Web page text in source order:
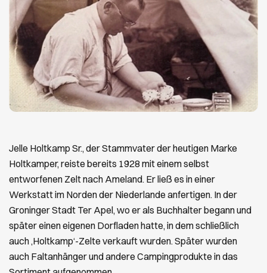
Jelle Holtkamp Sr., der Stammvater der heutigen Marke
Holtkamper, reiste bereits 1928 mit einem selbst
entworfenen Zelt nach Ameland. Er ließ es in einer
Werkstatt im Norden der Niederlande anfertigen. In der
Groninger Stadt Ter Apel, wo er als Buchhalter begann und
später einen eigenen Dorfladen hatte, in dem schließlich
auch ‚Holtkamp‘-Zelte verkauft wurden. Später wurden
auch Faltanhänger und andere Campingprodukte in das